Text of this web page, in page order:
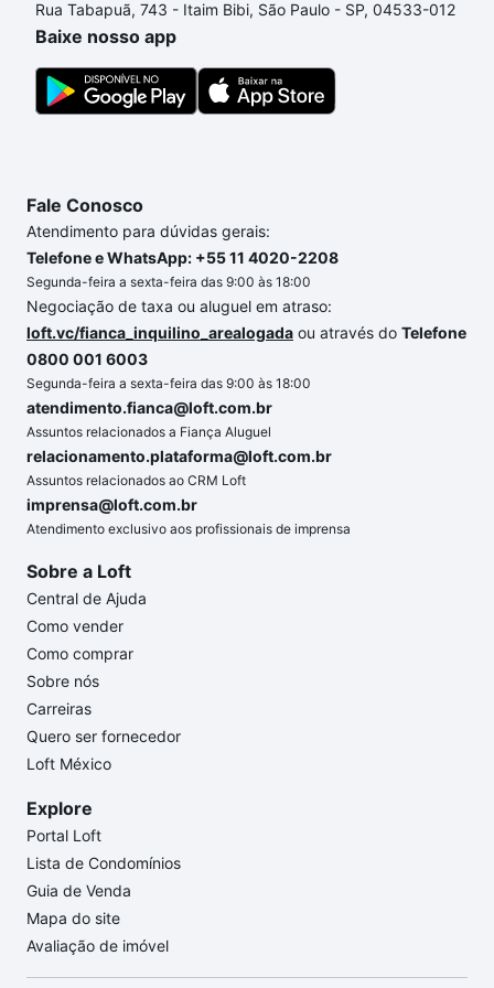
um apartamento
e conte com a gente para comprar
o imóvel dos seus sonhos com segurança e
conforto. Loft, com você até as chaves.
Rua Tabapuã, 743 - Itaim Bibi, São Paulo - SP, 04533-012
Baixe nosso app
Fale Conosco
Atendimento para dúvidas gerais:
Telefone e WhatsApp: +55 11 4020-2208
Segunda-feira a sexta-feira das 9:00 às 18:00
Negociação de taxa ou aluguel em atraso:
loft.vc/fianca_inquilino_arealogada ou através do Telefone
0800 001 6003
Segunda-feira a sexta-feira das 9:00 às 18:00
atendimento.fianca@loft.com.br
Assuntos relacionados a Fiança Aluguel
relacionamento.plataforma@loft.com.br
Assuntos relacionados ao CRM Loft
imprensa@loft.com.br
Atendimento exclusivo aos profissionais de imprensa
Sobre a Loft
Central de Ajuda
Como vender
Como comprar
Sobre nós
Carreiras
Quero ser fornecedor
Loft México
Explore
Portal Loft
Lista de Condomínios
Guia de Venda
Mapa do site
Avaliação de imóvel